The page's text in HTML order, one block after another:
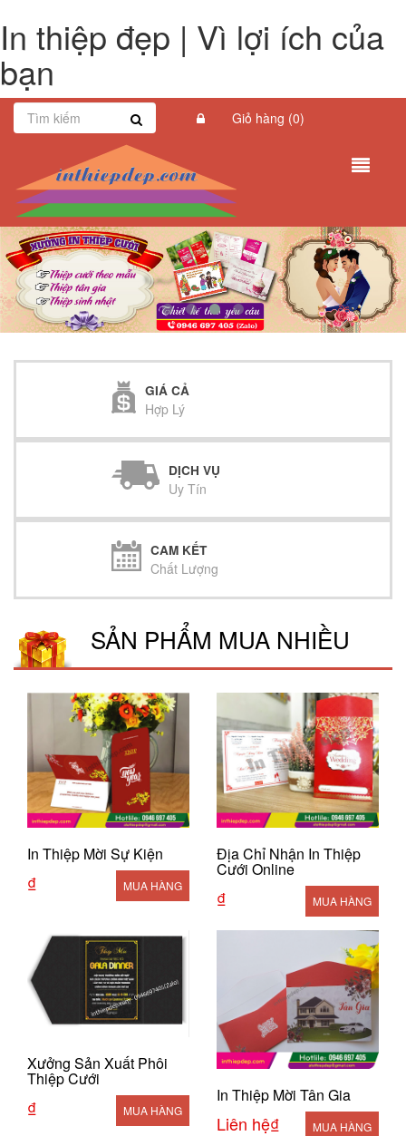
In thiệp đẹp | Vì lợi ích của
bạn
Giỏ hàng (0)
GIÁ CẢ
Hợp Lý
DỊCH VỤ
Uy Tín
CAM KẾT
Chất Lượng
SẢN PHẨM MUA NHIỀU
In Thiệp Mời Sự Kiện
₫ MUA HÀNG
Địa Chỉ Nhận In Thiệp
Cưới Online
₫ MUA HÀNG
Xưởng Sản Xuất Phôi
Thiệp Cưới
₫ MUA HÀNG
In Thiệp Mời Tân Gia
Liên hệ₫ MUA HÀNG